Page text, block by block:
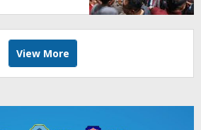
View More